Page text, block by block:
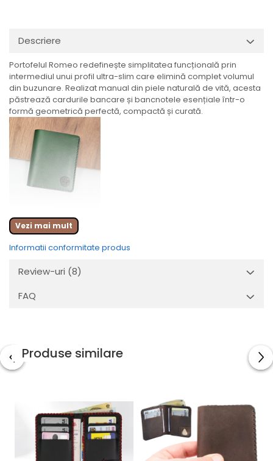
Descriere
Portofelul Romeo redefinește simplitatea funcțională prin
intermediul unui profil ultra-slim care elimină complet volumul
din buzunare. Realizat manual din piele naturală de vită, acesta
păstrează cardurile bancare și bancnotele esențiale într-o
formă geometrică perfectă, compactă și curată.
Te-ai săturat de portofelele uriașe care îți deformează
pantalonii, sunt incomode la condus și adună chitanțe vechi de
care nu ai nevoie?Romeo
este alternativa ultra-slim din piele
naturală, proiectată special pentru bărbatul care dorește să își
elibereze buzunarele fără a renunța la eleganța marochinăriei
veritabile.
adresează celor care folosesc în principal cardurile bancare și
au nevoie de un spațiu compact pentru câteva bancnote de
rezervă. Geometria sa curată și absența straturilor inutile de
material asigură un profil incredibil de plat, făcându-l ideal
pentru buzunarul din față al blugilor sau pentru cel al sacoului.
Vezi mai mult
Informatii conformitate produs
Review-uri (8)
FAQ
Produse similare